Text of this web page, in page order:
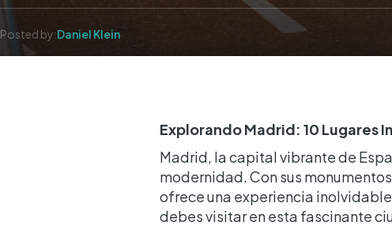
Posted by:Daniel Klein
Explorando Madrid: 10 Lugares
Madrid, la capital vibrante de
modernidad. Con sus
ofrece una experiencia
debes visitar en esta fascinante